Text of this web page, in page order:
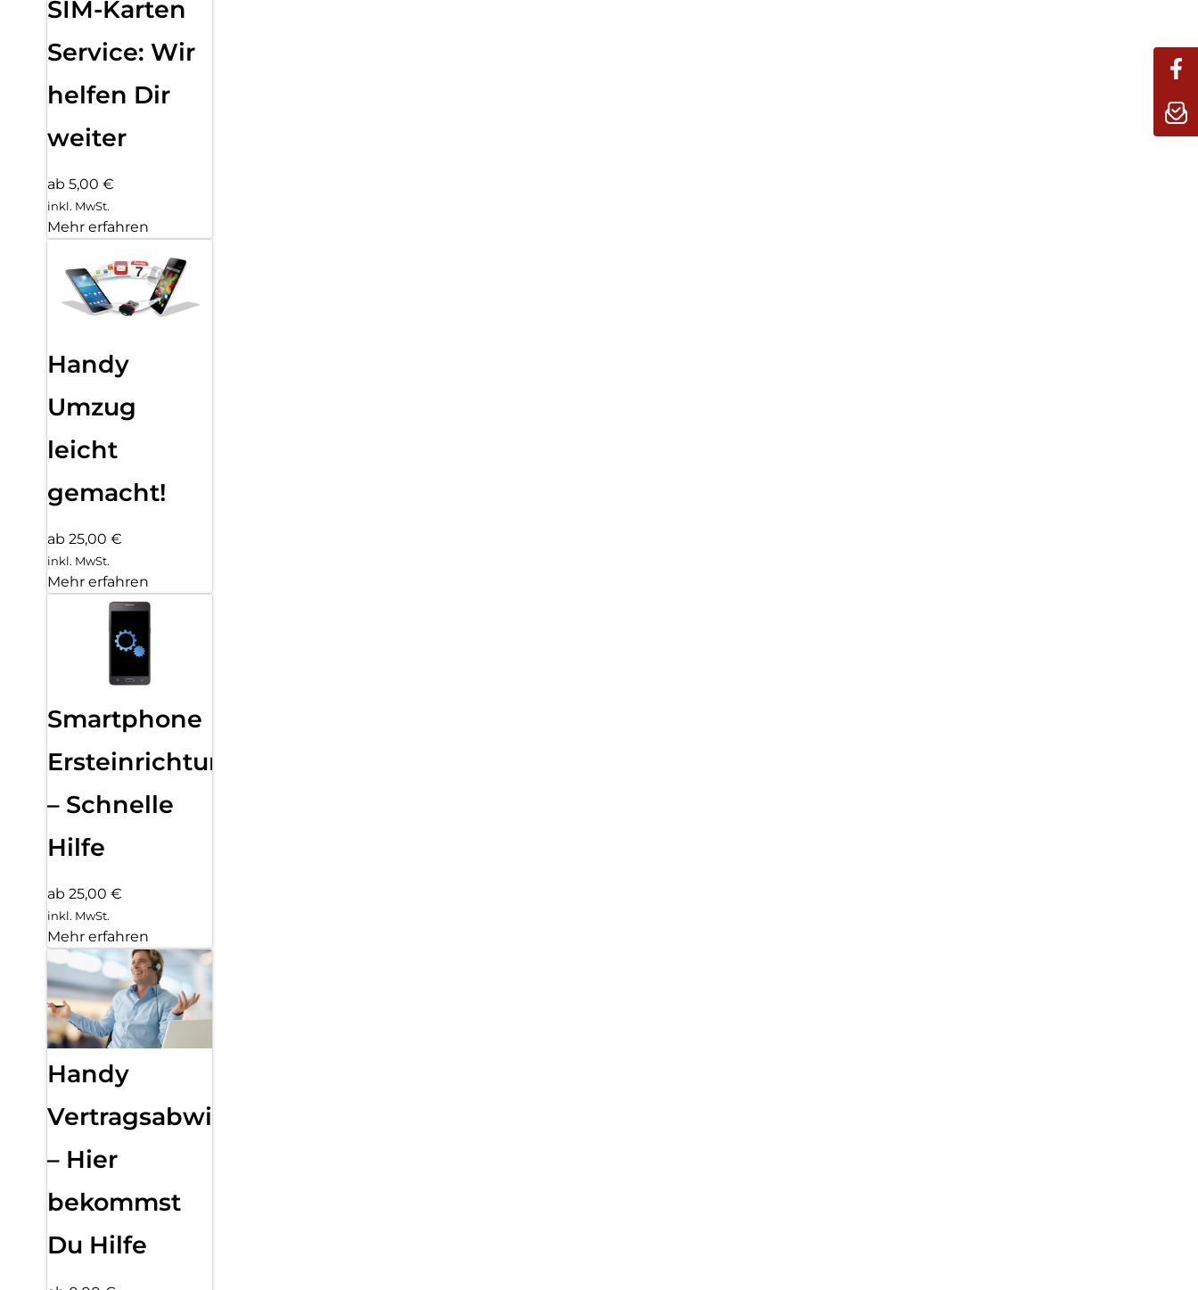
SIM-Karten
Service: Wir
helfen Dir
weiter
ab 5,00 €
inkl. MwSt.
Mehr erfahren
Handy
Umzug
leicht
gemacht!
ab 25,00 €
inkl. MwSt.
Mehr erfahren
Smartphone
Ersteinrichtung
– Schnelle
Hilfe
ab 25,00 €
inkl. MwSt.
Mehr erfahren
Handy
Vertragsabwicklung
– Hier
bekommst
Du Hilfe